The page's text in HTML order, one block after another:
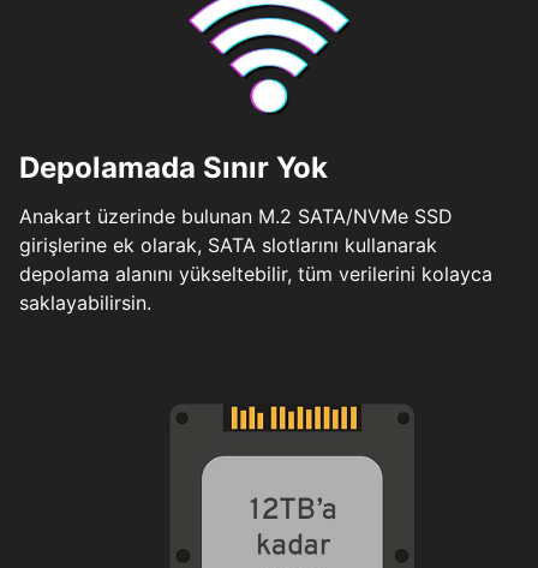
Depolamada Sınır Yok
Anakart üzerinde bulunan M.2 SATA/NVMe SSD
girişlerine ek olarak, SATA slotlarını kullanarak
depolama alanını yükseltebilir, tüm verilerini kolayca
saklayabilirsin.